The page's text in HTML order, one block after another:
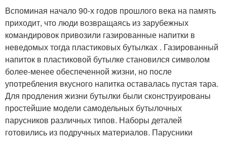
Вспоминая начало 90-х годов прошлого века на память
приходит, что люди возвращаясь из зарубежных
командировок привозили газированные напитки в
неведомых тогда пластиковых бутылках . Газированный
напиток в пластиковой бутылке становился символом
более-менее обеспеченной жизни, но после
употребления вкусного напитка оставалась пустая тара.
Для продления жизни бутылки были сконструированы
простейшие модели самодельных бутылочных
парусников различных типов. Наборы деталей
готовились из подручных материалов. Парусники